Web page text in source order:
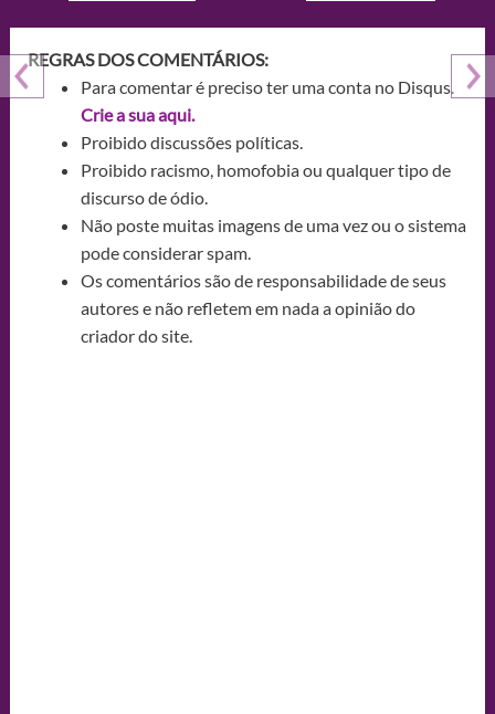
REGRAS DOS COMENTÁRIOS:
Para comentar é preciso ter uma conta no Disqus.
Crie a sua aqui.
Proibido discussões políticas.
Proibido racismo, homofobia ou qualquer tipo de
discurso de ódio.
Não poste muitas imagens de uma vez ou o sistema
pode considerar spam.
Os comentários são de responsabilidade de seus
autores e não refletem em nada a opinião do
criador do site.